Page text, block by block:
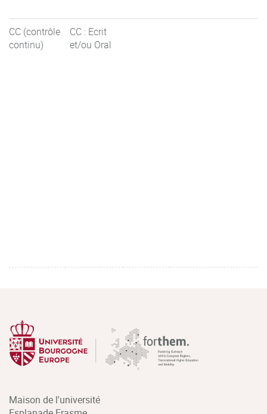
CC (contrôle
continu)
CC : Ecrit
et/ou Oral
Maison de l'université